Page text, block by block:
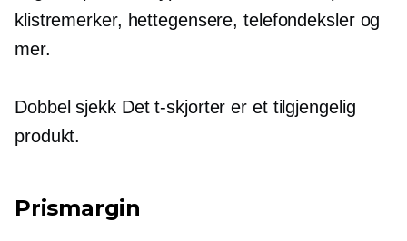
klistremerker, hettegensere, telefondeksler og
mer.
Dobbel sjekkDett-skjorter er et tilgjengelig
produkt.
Prismargin